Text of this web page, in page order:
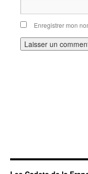
Enregistrer mon